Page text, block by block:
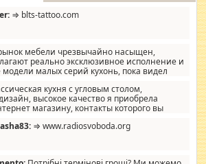
⇒ blts-tattoo.com
мебели чрезвычайно насыщен,
реально эксклюзивное исполнение и
малых серий кухонь, пока видел
в MebelOk, креативненько и что главное -
без ненужных наворотов удорожающих
фактор.
кухня с угловым столом,
высокое качество я приобрела
магазину, контакты которого вы
⇒ www.radiosvoboda.org